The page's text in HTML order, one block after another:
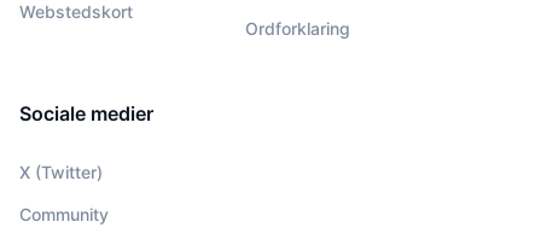
Webstedskort
Ordforklaring
Sociale medier
X (Twitter)
Community